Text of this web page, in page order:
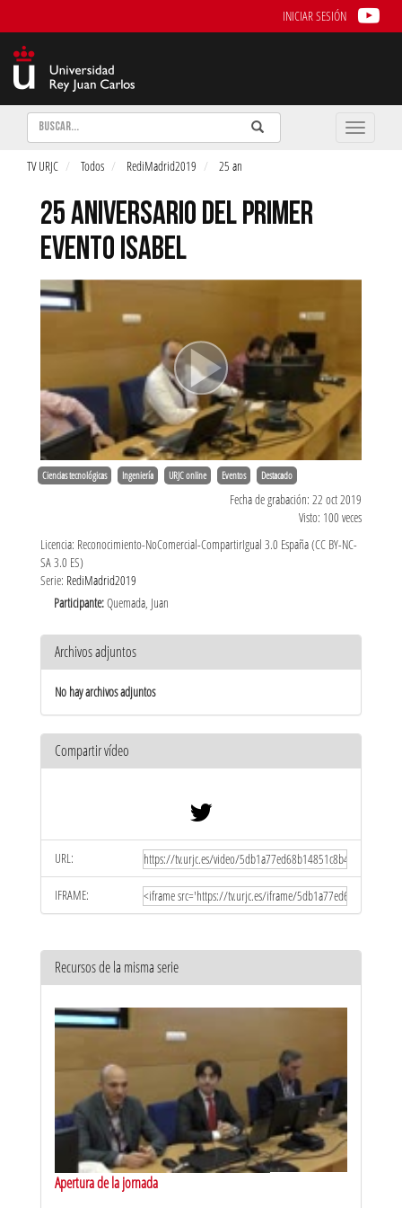
INICIAR SESIÓN
Buscar Enviar
Buscar
Toggle
TV URJC Todos RediMadrid2019 25 an
25 ANIVERSARIO DEL PRIMER
EVENTO ISABEL
Ciencias tecnológicas Ingeniería URJC online Eventos Destacado
Fecha de grabación: 22 oct 2019
Visto: 100 veces
Licencia: Reconocimiento-NoComercial-CompartirIgual 3.0 España (CC BY-NC-
SA 3.0 ES)
Serie: RediMadrid2019
Participante:Quemada, Juan
Archivos adjuntos
No hay archivos adjuntos
Compartir vídeo
URL:
IFRAME:
Recursos de la misma serie
Apertura de la jornada